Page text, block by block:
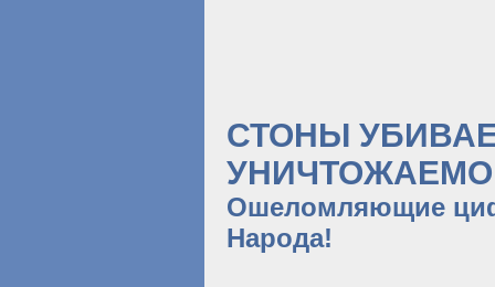
СТОНЫ
Ошеломляющие
Народа!